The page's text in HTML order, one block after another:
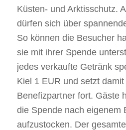
Küsten- und Arktisschutz.
dürfen sich über
So können die Besucher
sie mit ihrer Spende
jedes verkaufte Getränk
Kiel 1 EUR und setzt
Benefizpartner fort. Gäste
die Spende nach eigenem
aufzustocken. Der